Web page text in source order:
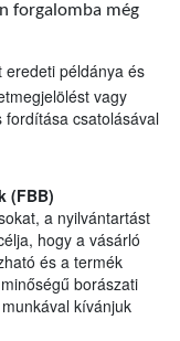
forgalomba még
eredeti példánya és
vagy
csatolásával
(FBB)
a nyilvántartást
hogy a vásárló
és a termék
borászati
kívánjuk